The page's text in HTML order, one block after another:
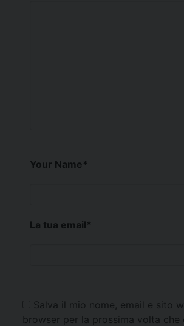
Your Name*
La tua email*
Salva il mio nome, email e sito
browser per la prossima volta che